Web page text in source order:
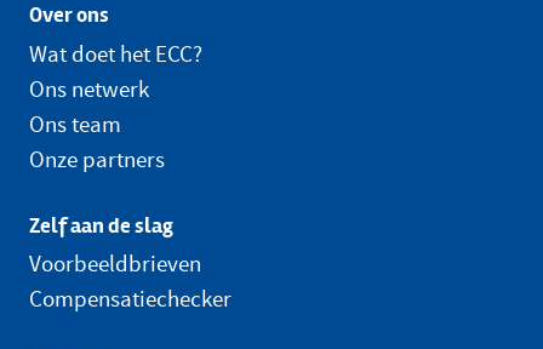
Over ons
Wat doet het ECC?
Ons netwerk
Ons team
Onze partners
Zelf aan de slag
Voorbeeldbrieven
Compensatiechecker